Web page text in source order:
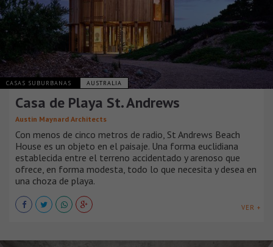
CASAS SUBURBANAS AUSTRALIA
Casa de Playa St. Andrews
Austin Maynard Architects
Con menos de cinco metros de radio, St Andrews Beach
House es un objeto en el paisaje. Una forma euclidiana
establecida entre el terreno accidentado y arenoso que
ofrece, en forma modesta, todo lo que necesita y desea en
una choza de playa.
VER +